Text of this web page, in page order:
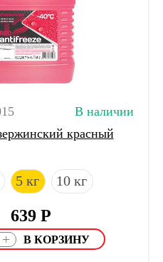
В наличии
красный
5 кг 10 кг
639Р
+